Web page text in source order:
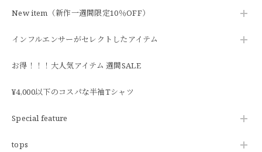
New item（新作一週間限定10％OFF）
インフルエンサーがセレクトしたアイテム
お得！！！大人気アイテム 週間SALE
¥4,000以下のコスパな半袖Tシャツ
Special feature
tops